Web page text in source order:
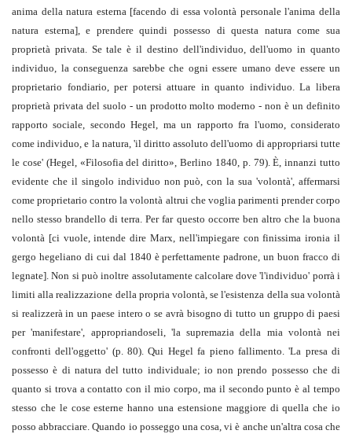
anima della natura esterna [facendo di essa volontà personale l'anima della
natura esterna], e prendere quindi possesso di questa natura come sua
proprietà privata. Se tale è il destino dell'individuo, dell'uomo in quanto
individuo, la conseguenza sarebbe che ogni essere umano deve essere un
proprietario fondiario, per potersi attuare in quanto individuo. La libera
proprietà privata del suolo - un prodotto molto moderno - non è un definito
rapporto sociale, secondo Hegel, ma un rapporto fra l'uomo, considerato
come individuo, e la natura, 'il diritto assoluto dell'uomo di appropriarsi tutte
le cose' (Hegel, «Filosofia del diritto», Berlino 1840, p. 79). È, innanzi tutto
evidente che il singolo individuo non può, con la sua 'volontà', affermarsi
come proprietario contro la volontà altrui che voglia parimenti prender corpo
nello stesso brandello di terra. Per far questo occorre ben altro che la buona
volontà [ci vuole, intende dire Marx, nell'impiegare con finissima ironia il
gergo hegeliano di cui dal 1840 è perfettamente padrone, un buon fracco di
legnate]. Non si può inoltre assolutamente calcolare dove 'l'individuo' porrà i
limiti alla realizzazione della propria volontà, se l'esistenza della sua volontà
si realizzerà in un paese intero o se avrà bisogno di tutto un gruppo di paesi
per 'manifestare', appropriandoseli, 'la supremazia della mia volontà nei
confronti dell'oggetto' (p. 80). Qui Hegel fa pieno fallimento. 'La presa di
possesso è di natura del tutto individuale; io non prendo possesso che di
quanto si trova a contatto con il mio corpo, ma il secondo punto è al tempo
stesso che le cose esterne hanno una estensione maggiore di quella che io
posso abbracciare. Quando io posseggo una cosa, vi è anche un'altra cosa che